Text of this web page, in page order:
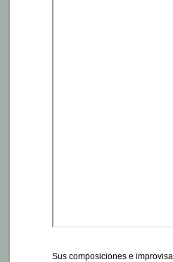
Sus composiciones e